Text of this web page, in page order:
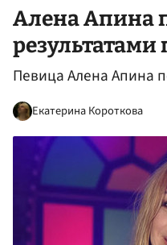
Алена Апина
Певица Алена Апина
Екатерина Короткова